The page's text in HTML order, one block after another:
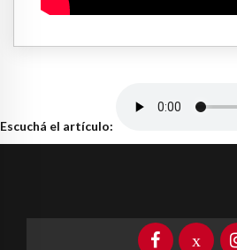
Escuchá el artículo: